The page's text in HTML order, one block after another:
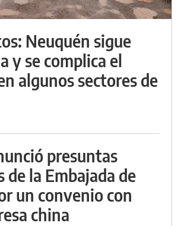
Neuquén sigue
y se complica el
algunos sectores de
presuntas
de la Embajada de
un convenio con
china